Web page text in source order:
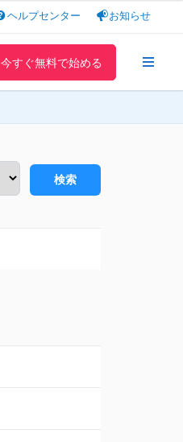
ヘルプセンター お知らせ
今すぐ無料で始める
検索